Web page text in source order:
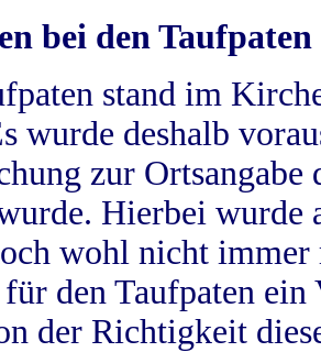
bei den Taufpaten
stand im
wurde deshalb
zur
Hierbei wurde
wohl nicht
den Taufpaten
der Richtigkeit